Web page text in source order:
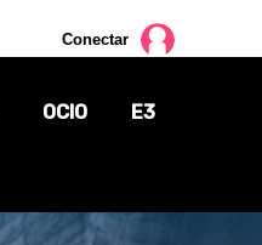
Conectar
OCIO E3